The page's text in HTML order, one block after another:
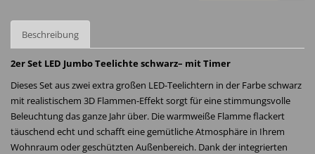
Beschreibung
2er Set LED Jumbo Teelichte schwarz– mit Timer
Dieses Set aus zwei extra großen LED-Teelichtern in der Farbe schwarz
mit realistischem 3D Flammen-Effekt sorgt für eine stimmungsvolle
Beleuchtung das ganze Jahr über. Die warmweiße Flamme flackert
täuschend echt und schafft eine gemütliche Atmosphäre in Ihrem
Wohnraum oder geschützten Außenbereich. Dank der integrierten